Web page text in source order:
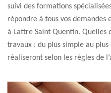
suivi des formations
répondre à tous vos demandes
à Lattre Saint Quentin. Quelles
travaux : du plus simple au
réaliseront selon les règles de